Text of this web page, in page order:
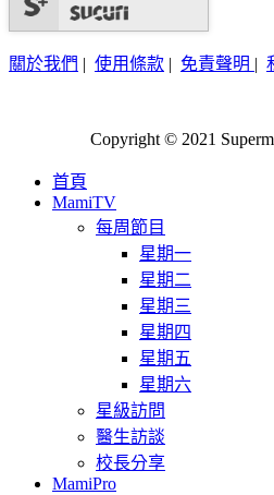
關於我們 | 使用條款 | 免責聲明 |
Copyright © 2021
首頁
MamiTV
每周節目
星期一
星期二
星期三
星期四
星期五
星期六
星級訪問
醫生訪談
校長分享
MamiPro